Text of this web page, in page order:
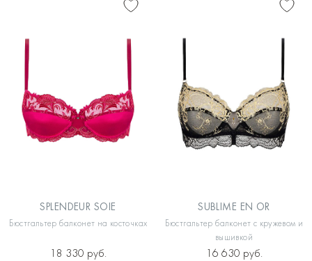
SPLENDEUR SOIE
Бюстгальтер балконет на косточках
18 330 руб.
SUBLIME EN OR
Бюстгальтер балконет с кружевом и
вышивкой
16 630 руб.